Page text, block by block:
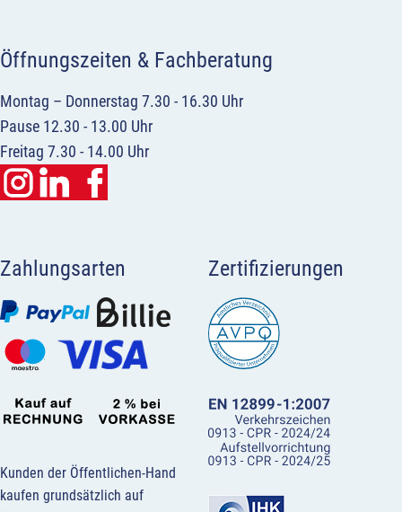
Öffnungszeiten & Fachberatung
Montag – Donnerstag 7.30 - 16.30 Uhr
Pause 12.30 - 13.00 Uhr
Freitag 7.30 - 14.00 Uhr
Zahlungsarten
Kunden der Öffentlichen-Hand
kaufen grundsätzlich auf
Zertifizierungen